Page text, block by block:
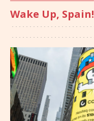
Wake Up, Spain!